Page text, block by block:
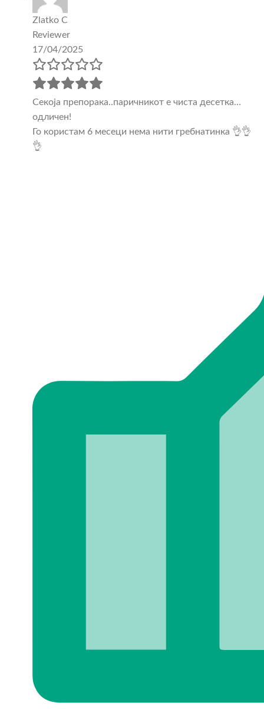
Zlatko C
Reviewer
17/04/2025
Секоја препорака..паричникот е чиста десетка…
одличен!
Го користам 6 месеци нема нити гребнатинка 👌👌
👌